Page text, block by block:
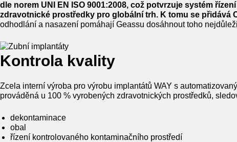
dle norem UNI EN ISO 9001:2008, což potvrzuje systém
zdravotnické prostředky pro globální trh. K tomu se
odhodlání a nasazení pomáhají Geassu dosáhnout toho
Kontrola kvality
Zcela interní výroba pro výrobu implantátů WAY s
prováděná u 100 % vyrobených zdravotnických prostředků,
dekontaminace
obal
řízení kontrolovaného kontaminačního prostředí